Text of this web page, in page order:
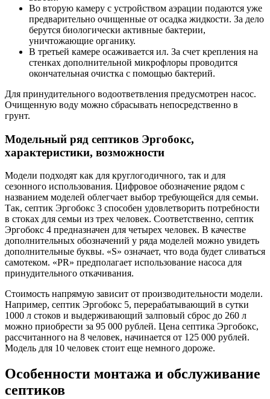
Во вторую камеру с устройством аэрации подаются уже
предварительно очищенные от осадка жидкости. За дело
берутся биологически активные бактерии,
уничтожающие органику.
В третьей камере осаживается ил. За счет крепления на
стенках дополнительной микрофлоры проводится
окончательная очистка с помощью бактерий.
Для принудительного водоответвления предусмотрен насос.
Очищенную воду можно сбрасывать непосредственно в
грунт.
Модельный ряд септиков Эргобокс,
характеристики, возможности
Модели подходят как для круглогодичного, так и для
сезонного использования. Цифровое обозначение рядом с
названием моделей облегчает выбор требующейся для семьи.
Так, септик Эргобокс 3 способен удовлетворить потребности
в стоках для семьи из трех человек. Соответственно, септик
Эргобокс 4 предназначен для четырех человек. В качестве
дополнительных обозначений у ряда моделей можно увидеть
дополнительные буквы. «S» означает, что вода будет сливаться
самотеком. «PR» предполагает использование насоса для
принудительного откачивания.
Стоимость напрямую зависит от производительности модели.
Например, септик Эргобокс 5, перерабатывающий в сутки
1000 л стоков и выдерживающий залповый сброс до 260 л
можно приобрести за 95 000 рублей. Цена септика Эргобокс,
рассчитанного на 8 человек, начинается от 125 000 рублей.
Модель для 10 человек стоит еще немного дороже.
Особенности монтажа и обслуживание
септиков